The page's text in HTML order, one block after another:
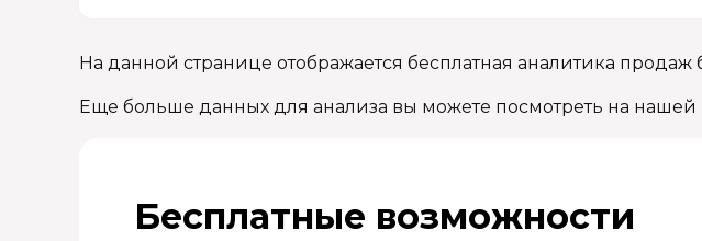
На данной странице отображается бесплатная аналитика продаж
Еще больше данных для анализа вы можете посмотреть на нашей
Бесплатные возмож­ности